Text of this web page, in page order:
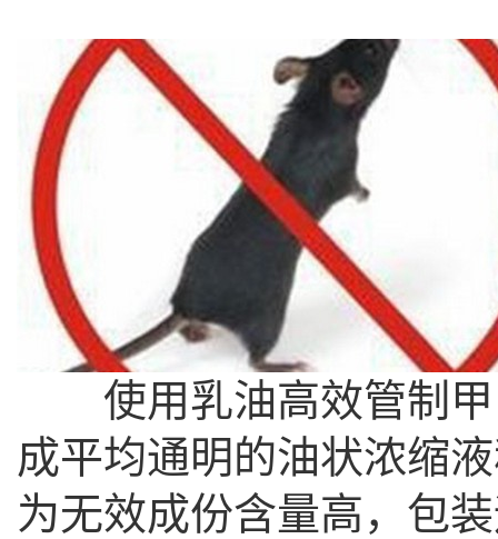
使用乳油高效管制甲
成平均通明的油状浓缩
为无效成份含量高，包